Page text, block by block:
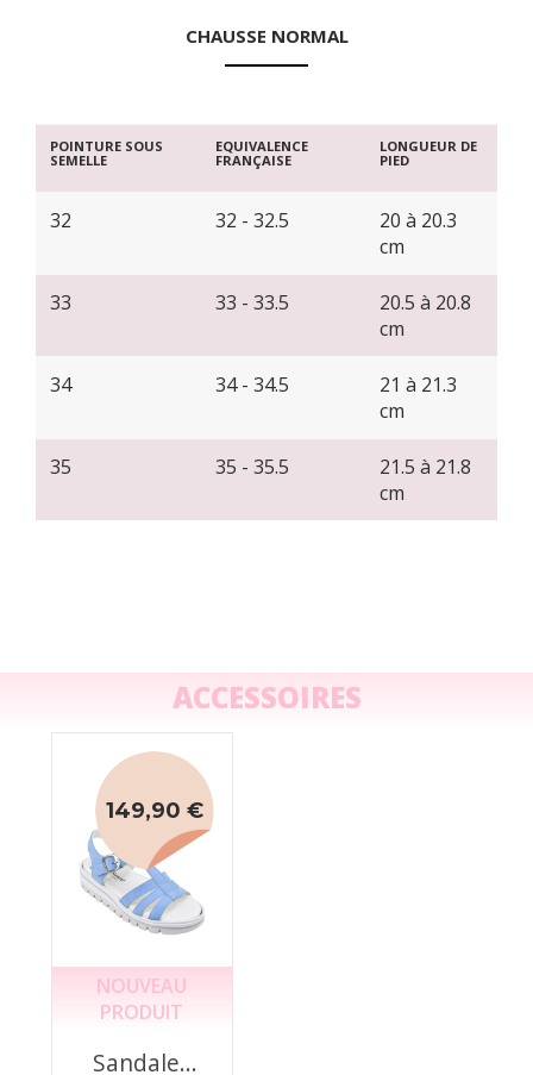
CHAUSSE NORMAL
POINTURE SOUS
SEMELLE
EQUIVALENCE
FRANÇAISE
LONGUEUR DE
PIED
32 32 - 32.5
20 à 20.3
cm
33 33 - 33.5
20.5 à 20.8
cm
34 34 - 34.5
21 à 21.3
cm
35 35 - 35.5
21.5 à 21.8
cm
ACCESSOIRES
NOUVEAU
PRODUIT
Sandales
149,90 €